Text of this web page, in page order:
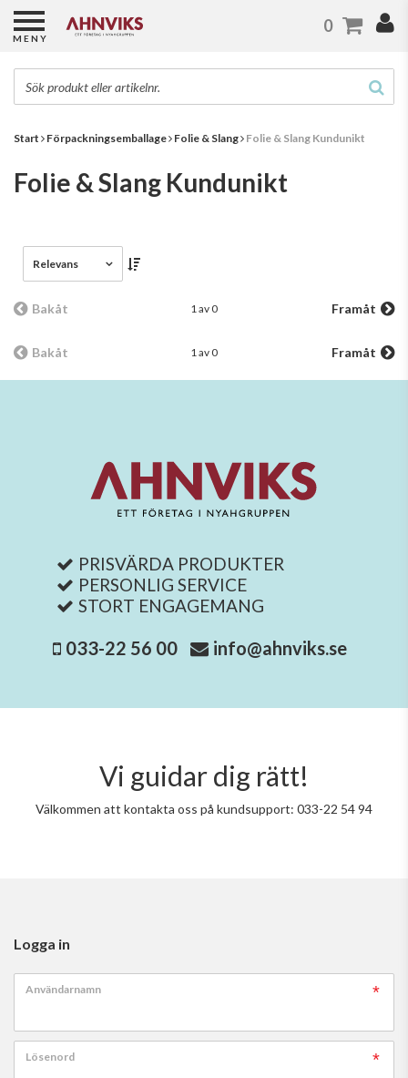
Start Förpackningsemballage Folie & Slang Folie & Slang Kundunikt
Folie & Slang Kundunikt
Relevans
Bakåt 1 av 0 Framåt
Bakåt 1 av 0 Framåt
PRISVÄRDA PRODUKTER
PERSONLIG SERVICE
STORT ENGAGEMANG
033-22 56 00 info@ahnviks.se
Vi guidar dig rätt!
Välkommen att kontakta oss på kundsupport: 033-22 54 94
Logga in
Användarnamn
Lösenord
MENY
0